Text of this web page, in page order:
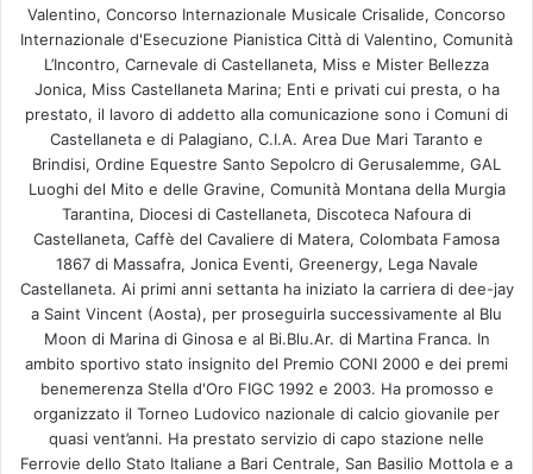
Valentino, Concorso Internazionale Musicale Crisalide, Concorso
Internazionale d'Esecuzione Pianistica Città di Valentino, Comunità
L’Incontro, Carnevale di Castellaneta, Miss e Mister Bellezza
Jonica, Miss Castellaneta Marina; Enti e privati cui presta, o ha
prestato, il lavoro di addetto alla comunicazione sono i Comuni di
Castellaneta e di Palagiano, C.I.A. Area Due Mari Taranto e
Brindisi, Ordine Equestre Santo Sepolcro di Gerusalemme, GAL
Luoghi del Mito e delle Gravine, Comunità Montana della Murgia
Tarantina, Diocesi di Castellaneta, Discoteca Nafoura di
Castellaneta, Caffè del Cavaliere di Matera, Colombata Famosa
1867 di Massafra, Jonica Eventi, Greenergy, Lega Navale
Castellaneta. Ai primi anni settanta ha iniziato la carriera di dee-jay
a Saint Vincent (Aosta), per proseguirla successivamente al Blu
Moon di Marina di Ginosa e al Bi.Blu.Ar. di Martina Franca. In
ambito sportivo stato insignito del Premio CONI 2000 e dei premi
benemerenza Stella d'Oro FIGC 1992 e 2003. Ha promosso e
organizzato il Torneo Ludovico nazionale di calcio giovanile per
quasi vent’anni. Ha prestato servizio di capo stazione nelle
Ferrovie dello Stato Italiane a Bari Centrale, San Basilio Mottola e a